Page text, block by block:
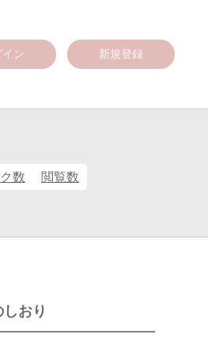
イン 新規登録
数 閲覧数
しおり